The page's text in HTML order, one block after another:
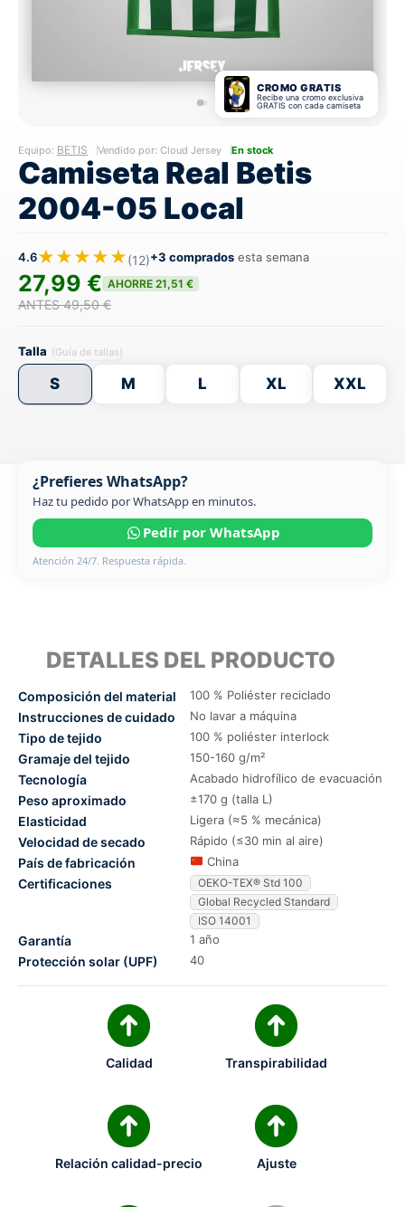
CROMO GRATIS
Recibe una cromo exclusiva
GRATIS con cada camiseta
Equipo: BETIS Vendido por: Cloud Jersey En stock
Camiseta Real Betis
2004-05 Local
4.6★★★★★(12)+3 comprados esta semana
27,99 € AHORRE 21,51 €
ANTES 49,50 €
Talla (Guía de tallas)
S M L XL XXL
¿Prefieres WhatsApp?
Haz tu pedido por WhatsApp en minutos.
Pedir por WhatsApp
Atención 24/7. Respuesta rápida.
DETALLES DEL PRODUCTO
Composición del material 100 % Poliéster reciclado
Instrucciones de cuidado No lavar a máquina
Tipo de tejido 100 % poliéster interlock
Gramaje del tejido 150-160 g/m²
Tecnología Acabado hidrofílico de evacuación
Peso aproximado ±170 g (talla L)
Elasticidad Ligera (≈5 % mecánica)
Velocidad de secado Rápido (≤30 min al aire)
País de fabricación China
Certificaciones
OEKO-TEX® Std 100
Global Recycled Standard
ISO 14001
Garantía 1 año
Protección solar (UPF) 40
Calidad Transpirabilidad
Relación calidad-precio Ajuste